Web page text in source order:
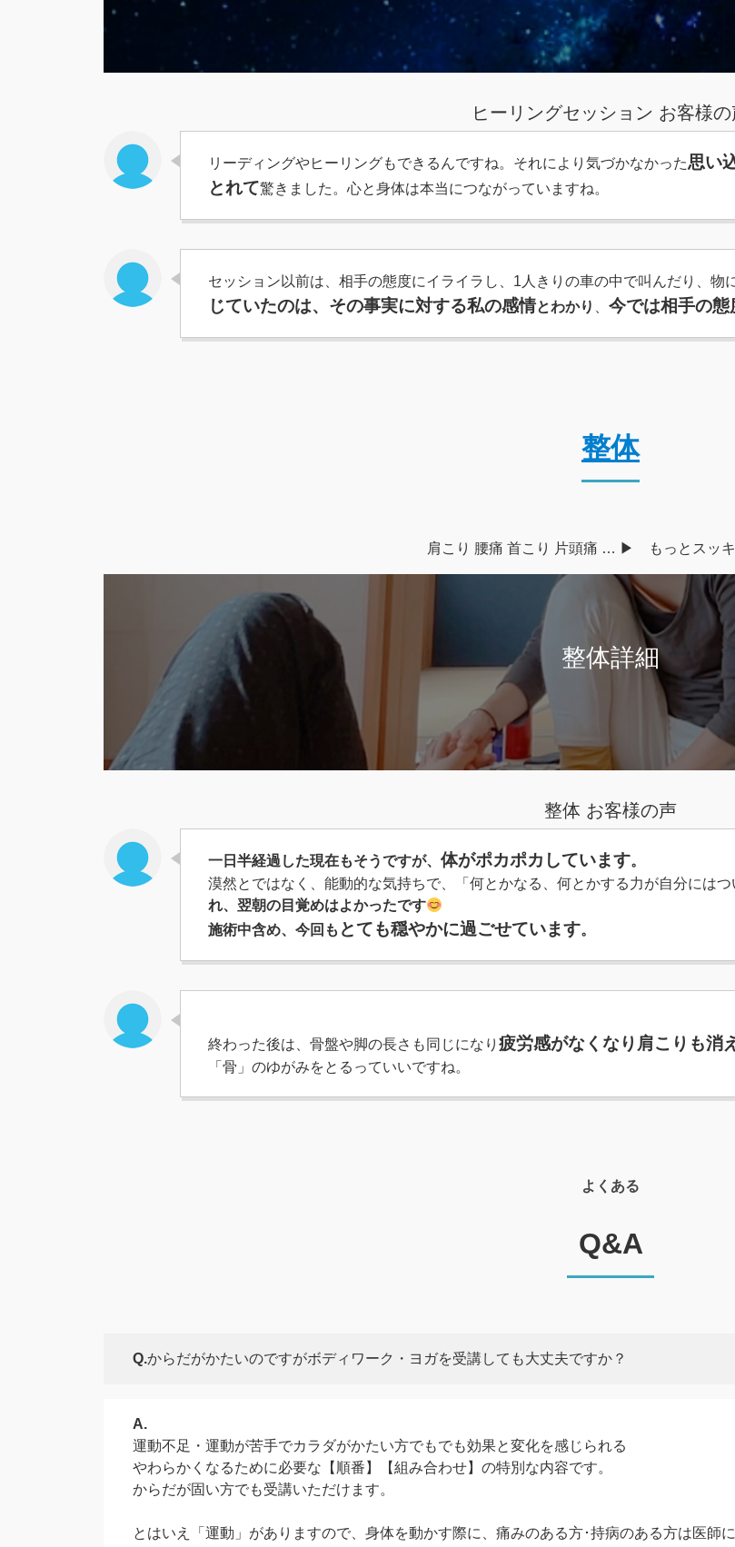
ヒーリングセッション お客様
リーディングやヒーリングもできるんですね。それにより気づかなかった思い
とれて驚きました。心と身体は本当につながっていますね。
セッション以前は、相手の態度にイライラし、1人きりの車の中で叫んだり、物
じていたのは、その事実に対する私の感情とわかり 今では相手の
整体
肩こり 腰痛 首こり 片頭痛 … ▶︎ もっとスッキ
整体詳細
整体 お客様の声
一日半経過した現在もそうですが、 体がポカポカしています。
漠然とではなく、能動的な気持ちで、「何とかなる、何とかする力が自分にはつ
れ、翌朝の目覚めはよかったです
施術中含め、今回も とても穏やかに過ごせています。
終わった後は、骨盤や脚の長さも同じになり 疲労感がなくなり肩こりも消え
「骨」のゆがみをとるっていいですね。
よくある
Q&A
Q.からだがかたいのですがボディワーク・ヨガを受講しても大丈夫ですか？
A.
運動不足・運動が苦手でカラダがかたい方でもでも効果と変化を感じられる
やわらかくなるために必要な【順番】【組み合わせ】の特別な内容です。
からだが固い方でも受講いただけます。
とはいえ「運動」がありますので、身体を動かす際に、痛みのある方･持病のある方は医師